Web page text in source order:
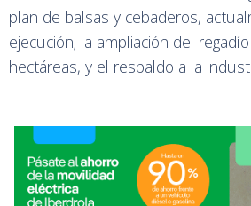
plan de balsas y cebaderos,
ejecución; la ampliación del
hectáreas, y el respaldo a la